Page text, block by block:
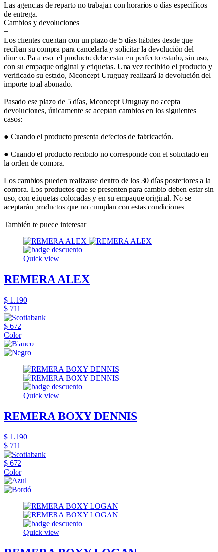
Las agencias de reparto no trabajan con horarios o días específicos
de entrega.
Cambios y devoluciones
+
Los clientes cuentan con un plazo de 5 días hábiles desde que
reciban su compra para cancelarla y solicitar la devolución del
dinero. Para eso, el producto debe estar en perfecto estado, sin uso,
con su empaque original y etiquetas. Una vez recibido el producto y
verificado su estado, Mconcept Uruguay realizará la devolución del
importe total abonado.
Pasado ese plazo de 5 días, Mconcept Uruguay no acepta
devoluciones, únicamente se aceptan cambios en los siguientes
casos:
● Cuando el producto presenta defectos de fabricación.
● Cuando el producto recibido no corresponde con el solicitado en
la orden de compra.
Los cambios pueden realizarse dentro de los 30 días posteriores a la
compra. Los productos que se presenten para cambio deben estar sin
uso, con etiquetas colocadas y en su empaque original. No se
aceptarán productos que no cumplan con estas condiciones.
También te puede interesar
Quick view
REMERA ALEX
$ 1.190
$ 711
$ 672
Color
Quick view
REMERA BOXY DENNIS
$ 1.190
$ 711
$ 672
Color
Quick view